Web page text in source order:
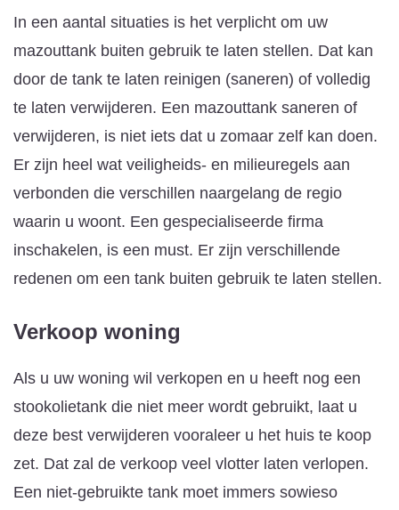
In een aantal situaties is het verplicht om uw
mazouttank buiten gebruik te laten stellen. Dat kan
door de tank te laten reinigen (saneren) of volledig
te laten verwijderen. Een mazouttank saneren of
verwijderen, is niet iets dat u zomaar zelf kan doen.
Er zijn heel wat veiligheids- en milieuregels aan
verbonden die verschillen naargelang de regio
waarin u woont. Een gespecialiseerde firma
inschakelen, is een must. Er zijn verschillende
redenen om een tank buiten gebruik te laten stellen.
Verkoop woning
Als u uw woning wil verkopen en u heeft nog een
stookolietank die niet meer wordt gebruikt, laat u
deze best verwijderen vooraleer u het huis te koop
zet. Dat zal de verkoop veel vlotter laten verlopen.
Een niet-gebruikte tank moet immers sowieso